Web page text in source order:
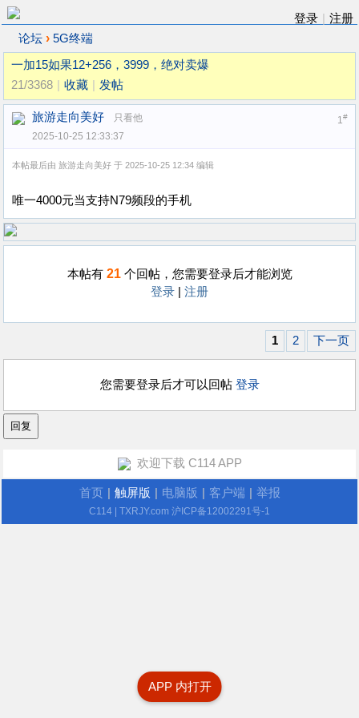
登录
注册
论坛 › 5G终端
一加15如果12+256，3999，绝对卖爆
21/3368
收藏 发帖
1#
旅游走向美好
只看他
2025-10-25 12:33:37
本帖最后由 旅游走向美好 于 2025-10-25 12:34 编辑
唯一4000元当支持N79频段的手机
本帖有 21个回帖，您需要登录后才能浏览
登录
注册
1 2 下一页
您需要登录后才可以回帖 登录
APP 内打开
欢迎下载 C114 APP
首页 触屏版 电脑版 客户端 举报
C114 | TXRJY.com 沪ICP备12002291号-1